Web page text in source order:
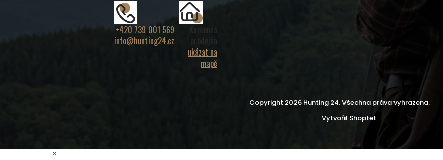
+420 739 001 569
info@hunting24.cz
Kamenná
prodejna
ukázat na
mapě
Vytvořil Shoptet
Copyright 2026 Hunting 24. Všechna práva vyhrazena.
×